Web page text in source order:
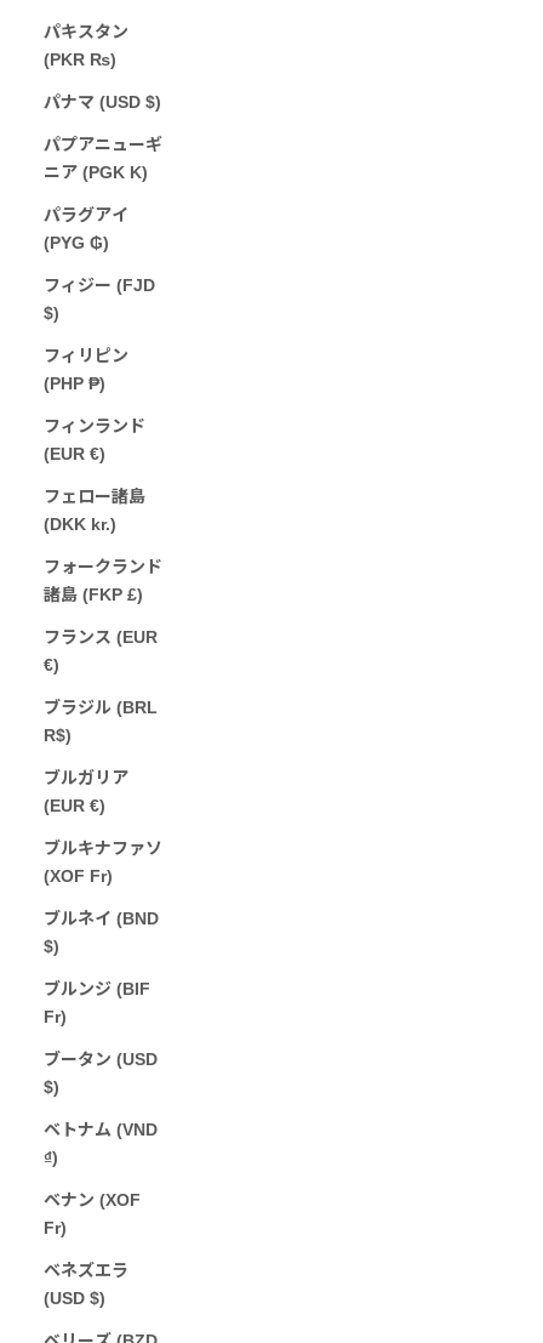
パキスタン
(PKR ₨)
パナマ (USD $)
パプアニューギ
ニア (PGK K)
パラグアイ
(PYG ₲)
フィジー (FJD
$)
フィリピン
(PHP ₱)
フィンランド
(EUR €)
フェロー諸島
(DKK kr.)
フォークランド
諸島 (FKP £)
フランス (EUR
€)
ブラジル (BRL
R$)
ブルガリア
(EUR €)
ブルキナファソ
(XOF Fr)
ブルネイ (BND
$)
ブルンジ (BIF
Fr)
ブータン (USD
$)
ベトナム (VND
₫)
ベナン (XOF
Fr)
ベネズエラ
(USD $)